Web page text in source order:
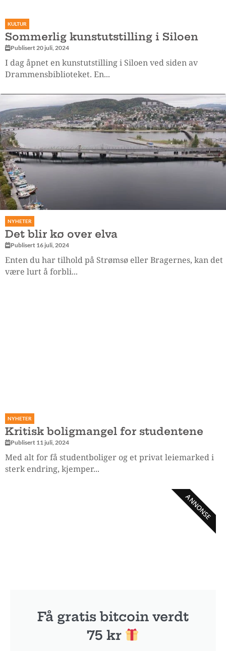
KULTUR
Sommerlig kunstutstilling i Siloen
Publisert 20 juli, 2024
I dag åpnet en kunstutstilling i Siloen ved siden av
Drammensbiblioteket. En...
NYHETER
Det blir kø over elva
Publisert 16 juli, 2024
Enten du har tilhold på Strømsø eller Bragernes, kan det
være lurt å forbli...
NYHETER
Kritisk boligmangel for studentene
Publisert 11 juli, 2024
Med alt for få studentboliger og et privat leiemarked i
sterk endring, kjemper...
Få gratis bitcoin verdt
75 kr
ANNONSE